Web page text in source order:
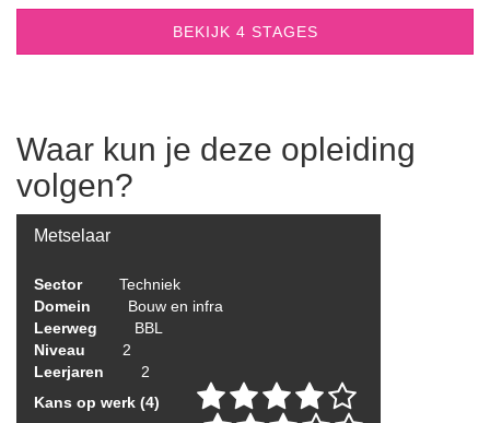
BEKIJK 4 STAGES
Waar kun je deze opleiding
volgen?
Metselaar
Sector
Techniek
Domein
Bouw en infra
Leerweg
BBL
Niveau
2
Leerjaren
2
Kans op werk (4)